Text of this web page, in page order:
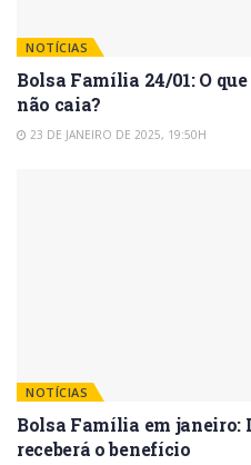
NOTÍCIAS
Bolsa Família 24/01: O
não caia?
23 DE JANEIRO DE 2025, 19:50H
NOTÍCIAS
Bolsa Família em janeiro:
receberá o benefício